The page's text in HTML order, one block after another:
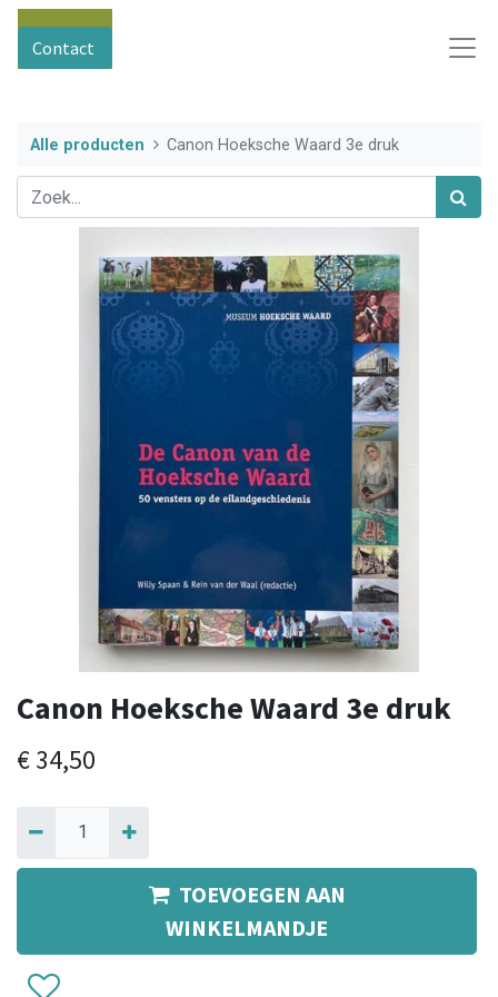
Contact
Alle producten Canon Hoeksche Waard 3e druk
Canon Hoeksche Waard 3e druk
€ 34,50
TOEVOEGEN AAN
WINKELMANDJE